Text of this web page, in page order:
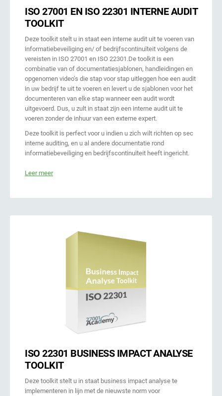
ISO 27001 EN ISO 22301 INTERNE AUDIT
TOOLKIT
Deze toolkit stelt u in staat een interne audit uit te voeren van
informatiebeveiliging en/ of bedrijfscontinuïteit volgens de
vereisten in ISO 27001 en ISO 22301.De toolkit is een
combinatie van of documentatiesjablonen, handleidingen en
opgenomen video’s die stap voor stap uitleggen hoe een audit
in uw bedrijf te uit te voeren en levert u de sjablonen voor het
documenteren van elke stap wanneer een audit wordt
uitgevoerd. Dus, u zult in staat zijn een interne audit uit te
voeren zonder de inhuur van een externe expert.
Deze toolkit is perfect voor u indien u zich wilt richten op sec
interne auditing, en u al andere documentatie rond
informatiebeveiliging en bedrijfscontinuïteit heeft ingericht.
Leer meer
ISO 22301 BUSINESS IMPACT ANALYSE
TOOLKIT
Deze toolkit stelt u in staat business impact analyse te
implementeren in lijn met de nieuwste norm voor